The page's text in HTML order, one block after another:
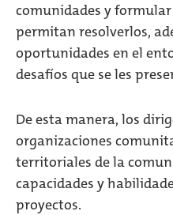
comunidades y
permitan resolverlos,
oportunidades en el
desafíos que se les
De esta manera, los
organizaciones
territoriales de la
capacidades y
proyectos.